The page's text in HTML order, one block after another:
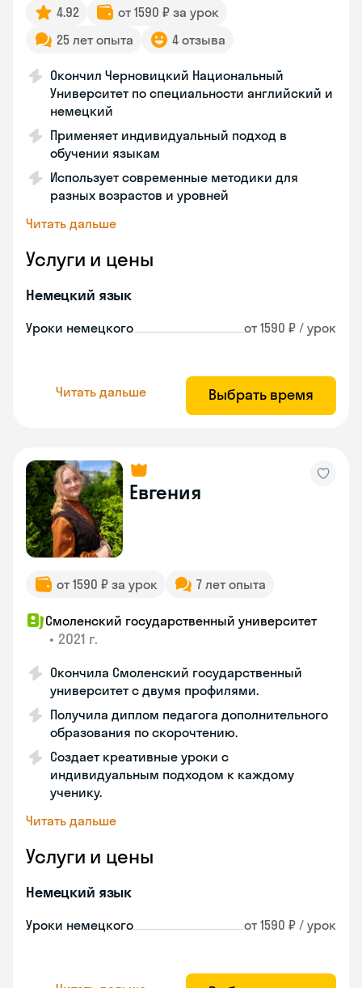
4.92
от 1590 ₽ за урок
25 лет опыта
4 отзыва
Окончил Черновицкий Национальный
Университет по специальности английский и
немецкий
Применяет индивидуальный подход в
обучении языкам
Использует современные методики для
разных возрастов и уровней
Читать дальше
Услуги и цены
Немецкий язык
Уроки немецкого от 1590 ₽ / урок
Читать дальше Выбрать время
Евгения
от 1590 ₽ за урок 7 лет опыта
Смоленский государственный университет
• 2021 г.
Окончила Смоленский государственный
университет с двумя профилями.
Получила диплом педагога дополнительного
образования по скорочтению.
Создает креативные уроки с
индивидуальным подходом к каждому
ученику.
Читать дальше
Услуги и цены
Немецкий язык
Уроки немецкого от 1590 ₽ / урок